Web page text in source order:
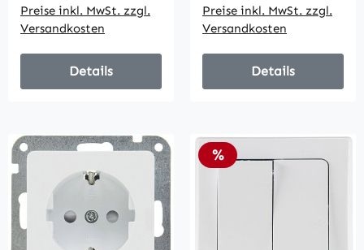
Preise inkl. MwSt. zzgl.
Versandkosten
Details
Preise inkl. MwSt. zzgl.
Versandkosten
Details
Rabatt
%